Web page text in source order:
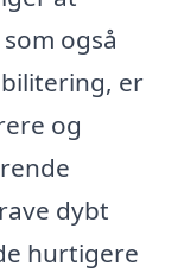
også
er
og
dybt
hurtigere